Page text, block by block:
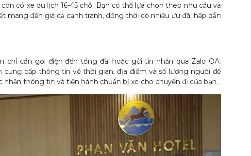
có xe du lịch 16-45 chỗ. Bạn có thể lựa chọn theo nhu cầu và
đến giá cả cạnh tranh, đồng thời có nhiều ưu đãi hấp dẫn
cần gọi điện đến tổng đài hoặc gửi tin nhắn qua Zalo OA:
cấp thông tin về thời gian, địa điểm và số lượng người để
nhận thông tin và tiến hành chuẩn bị xe cho chuyến đi của bạn.